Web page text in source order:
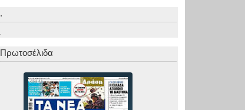
.
.
Πρωτοσέλιδα